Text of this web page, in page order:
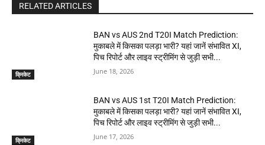
RELATED ARTICLES
क्रिकेट
BAN vs AUS 2nd T20I Match Prediction:
मुकाबले में किसका पलड़ा भारी? यहां जानें संभावित XI,
पिच रिपोर्ट और लाइव स्ट्रीमिंग से जुड़ी सभी...
June 18, 2026
क्रिकेट
BAN vs AUS 1st T20I Match Prediction:
मुकाबले में किसका पलड़ा भारी? यहां जानें संभावित XI,
पिच रिपोर्ट और लाइव स्ट्रीमिंग से जुड़ी सभी...
June 17, 2026